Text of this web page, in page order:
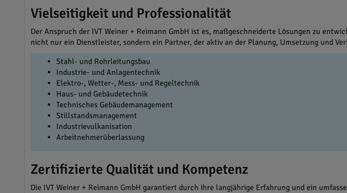
Vielseitigkeit und Professionalität
Der Anspruch der IVT Weiner + Reimann GmbH ist es, maßgeschneiderte Lösungen zu
nicht nur ein Dienstleister, sondern ein Partner, der aktiv an der Planung, Umsetzung und
Stahl- und Rohrleitungsbau
Industrie- und Anlagentechnik
Elektro-, Wetter-, Mess- und Regeltechnik
Haus- und Gebäudetechnik
Technisches Gebäudemanagement
Stillstandsmanagement
Industrievulkanisation
Arbeitnehmerüberlassung
Zertifizierte Qualität und Kompetenz
Die IVT Weiner + Reimann GmbH garantiert durch ihre langjährige Erfahrung und ein